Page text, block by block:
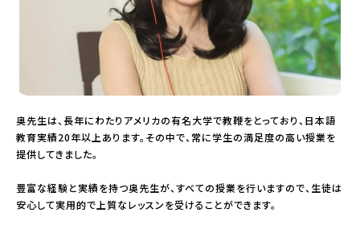
奥先生は、長年にわたりアメリカの有名大学で教鞭をとっており、日本語
教育実績20年以上あります。その中で、常に学生の満足度の高い授業を
提供してきました。
豊富な経験と実績を持つ奥先生が、すべての授業を行いますので、生徒は
安心して実用的で上質なレッスンを受けることができます。